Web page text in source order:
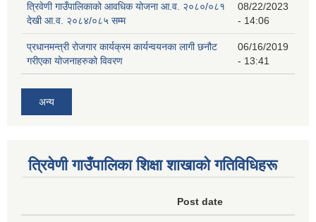
त्रिवेणी गाउँपालिकाको आवधिक योजना आ.व. २०८०/०८१
देखी आ.व. २०८४/०८५ सम्म
08/22/2023
- 14:06
प्रधानमन्त्री रोजगार कार्यक्रम कार्यन्वयनका लागी छनौट
गरीएका योजनाहरुको विवरण
06/16/2019
- 13:41
अन्य
त्रिवेणी गाउँपालिका शिक्षा शाखाकाे गतिविधिहरू
Post date